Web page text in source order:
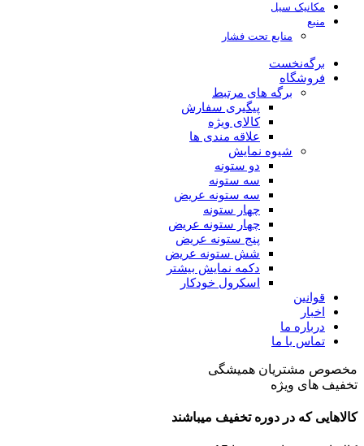
مکانیک سیل
منبع
منابع تحت فشار
برگه‌نخست
فروشگاه
برگه های مرتبط
پیگیری سفارش
کالای ویژه
علاقه مندی ها
شیوه نمایش
دو ستونه
سه ستونه
سه ستونه عریض
چهار ستونه
چهار ستونه عریض
پنج ستونه عریض
شش ستونه عریض
دکمه نمایش بیشتر
اسکرول خودکار
قوانین
اخبار
درباره ما
تماس با ما
مخصوص مشتریان همیشگی
تخفیف های ویژه
کالاهایی که در دوره تخفیف میباشند